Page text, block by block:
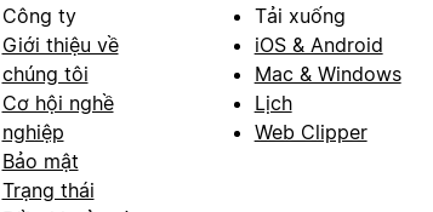
Công ty
Giới thiệu về
chúng tôi
Cơ hội nghề
nghiệp
Bảo mật
Trạng thái
Tải xuống
iOS & Android
Mac & Windows
Lịch
Web Clipper